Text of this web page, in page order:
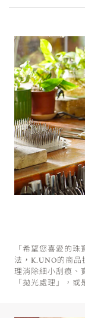
「希望您喜愛的
法，K.UNO的商
理消除細小刮痕、
「拋光處理」，